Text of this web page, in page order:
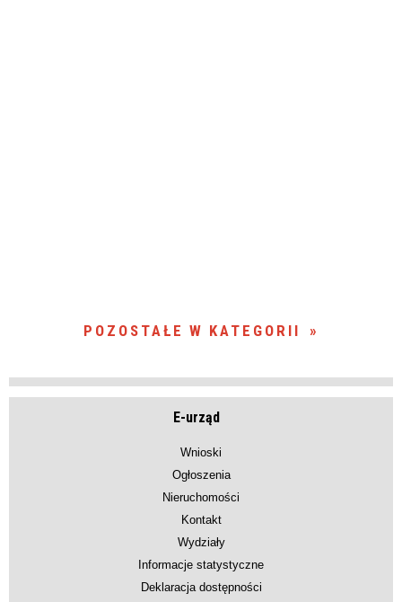
POZOSTAŁE W KATEGORII
E-urząd
Wnioski
Ogłoszenia
Nieruchomości
Kontakt
Wydziały
Informacje statystyczne
Deklaracja dostępności